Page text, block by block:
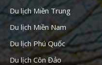
Du lịch Miền Trung
Du lịch Miền Nam
Du lịch Phú Quốc
Du lịch Côn Đảo